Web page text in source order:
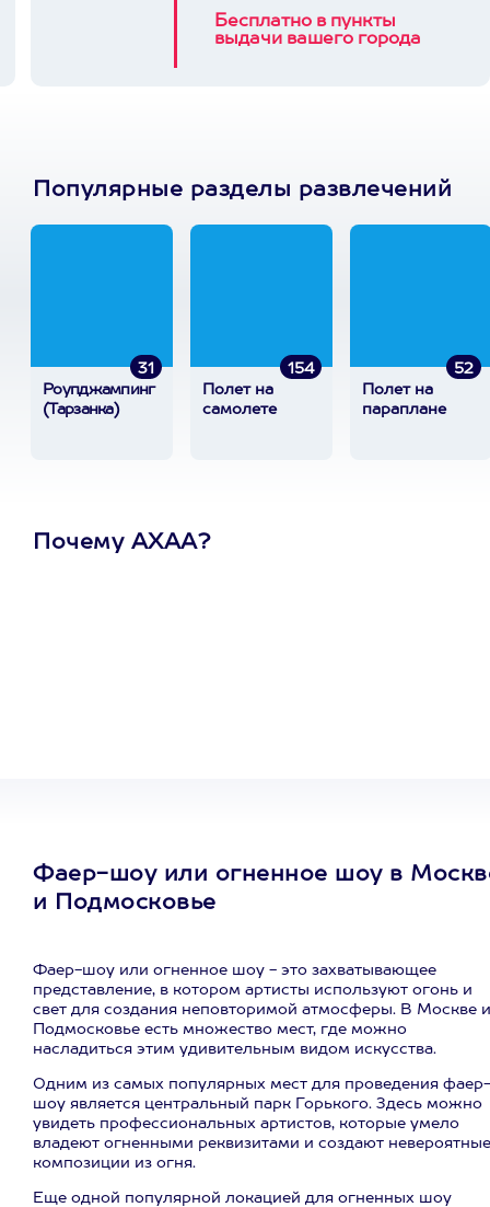
Бесплатно в пункты
выдачи вашего города
Популярные разделы развлечений
31
Роупджампинг
(Тарзанка)
154
Полет на
самолете
52
Полет на
параплане
Почему АХАА?
Фаер-шоу или огненное шоу в
и Подмосковье
Фаер-шоу или огненное шоу - это захватывающее
представление, в котором артисты используют огонь и
свет для создания неповторимой атмосферы. В Москве и
Подмосковье есть множество мест, где можно
насладиться этим удивительным видом искусства.
Одним из самых популярных мест для проведения фаер-
шоу является центральный парк Горького. Здесь можно
увидеть профессиональных артистов, которые умело
владеют огненными реквизитами и создают невероятные
композиции из огня.
Еще одной популярной локацией для огненных шоу